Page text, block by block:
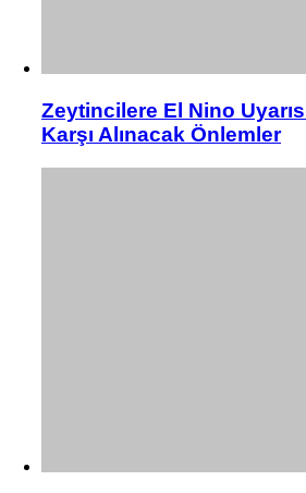
Zeytincilere El Nino
Karşı Alınacak Önlemler